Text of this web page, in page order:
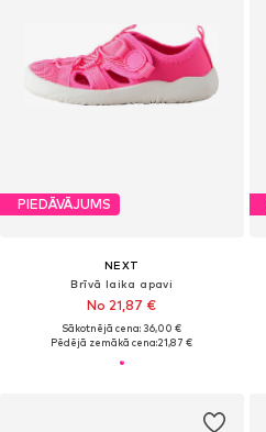
PIEDĀVĀJUMS
NEXT
Brīvā laika apavi
No 21,87 €
Sākotnējā cena: 36,00 €
Pēdējā zemākā cena:21,87 €